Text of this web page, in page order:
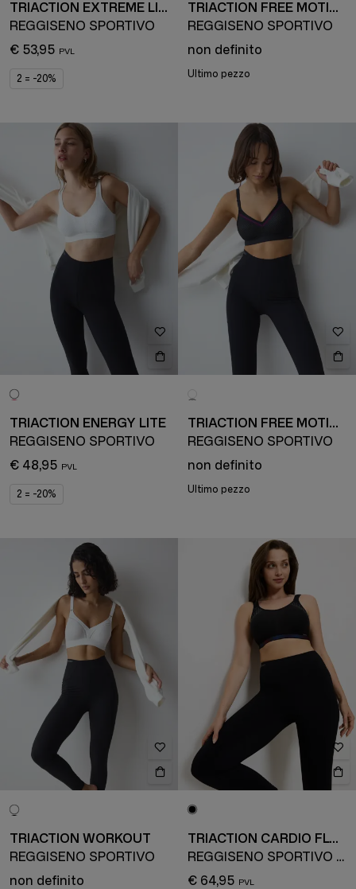
TRIACTION EXTREME LITE
REGGISENO SPORTIVO
€ 53,95
2 = -20%
TRIACTION FREE MOTION
REGGISENO SPORTIVO
non definito
Ultimo pezzo
TRIACTION ENERGY LITE
REGGISENO SPORTIVO
€ 48,95
2 = -20%
TRIACTION FREE MOTION
REGGISENO SPORTIVO
non definito
Ultimo pezzo
TRIACTION WORKOUT
REGGISENO SPORTIVO
non definito
TRIACTION CARDIO FLOW
REGGISENO SPORTIVO RIDUTTORE
€ 64,95